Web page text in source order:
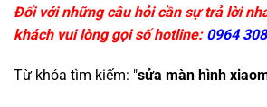
Đối với những câu hỏi cần sự trả lời
khách vui lòng gọi số hotline: 0964
Từ khóa tìm kiếm: "sửa màn hình